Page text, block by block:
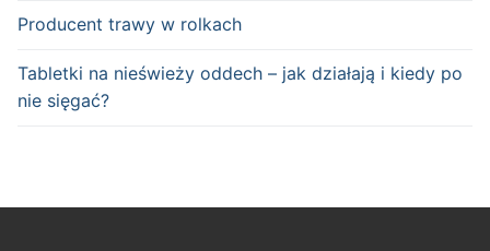
Producent trawy w rolkach
Tabletki na nieświeży oddech – jak działają i kiedy po
nie sięgać?